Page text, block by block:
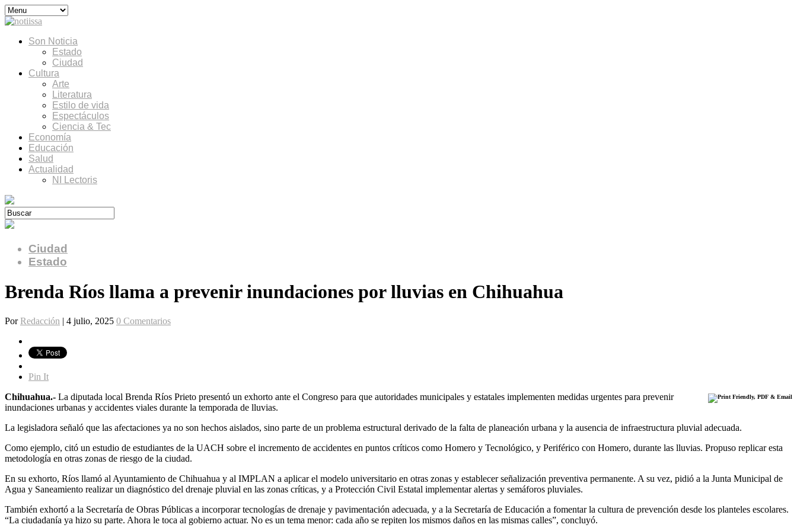
Son Noticia
Estado
Ciudad
Cultura
Arte
Literatura
Estilo de vida
Espectáculos
Ciencia & Tec
Economía
Educación
Salud
Actualidad
NI Lectoris
Ciudad
Estado
Brenda Ríos llama a prevenir inundaciones por lluvias en Chihuahua
PorRedacción | 4 julio, 2025 0 Comentarios
Pin It
Chihuahua.- La diputada local Brenda Ríos Prieto presentó un exhorto ante el Congreso para que autoridades municipales y estatales implementen medidas urgentes para prevenir
inundaciones urbanas y accidentes viales durante la temporada de lluvias.
La legisladora señaló que las afectaciones ya no son hechos aislados, sino parte de un problema estructural derivado de la falta de planeación urbana y la ausencia de infraestructura pluvial adecuada.
Como ejemplo, citó un estudio de estudiantes de la UACH sobre el incremento de accidentes en puntos críticos como Homero y Tecnológico, y Periférico con Homero, durante las lluvias. Propuso replicar esta
metodología en otras zonas de riesgo de la ciudad.
En su exhorto, Ríos llamó al Ayuntamiento de Chihuahua y al IMPLAN a aplicar el modelo universitario en otras zonas y establecer señalización preventiva permanente. A su vez, pidió a la Junta Municipal de
Agua y Saneamiento realizar un diagnóstico del drenaje pluvial en las zonas críticas, y a Protección Civil Estatal implementar alertas y semáforos pluviales.
También exhortó a la Secretaría de Obras Públicas a incorporar tecnologías de drenaje y pavimentación adecuada, y a la Secretaría de Educación a fomentar la cultura de prevención desde los planteles escolares.
“La ciudadanía ya hizo su parte. Ahora le toca al gobierno actuar. No es un tema menor: cada año se repiten los mismos daños en las mismas calles”, concluyó.